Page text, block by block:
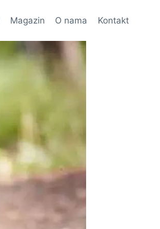
Magazin O nama Kontakt